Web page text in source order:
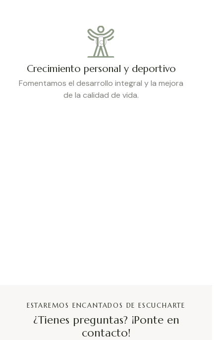
Crecimiento personal y deportivo
Fomentamos el desarrollo integral y la mejora
de la calidad de vida.
ESTAREMOS ENCANTADOS DE ESCUCHARTE
¿Tienes preguntas? ¡Ponte en
contacto!